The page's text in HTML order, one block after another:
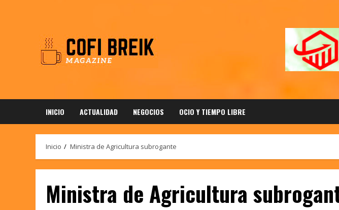
INICIO ACTUALIDAD NEGOCIOS OCIO Y TIEMPO LIBRE
Inicio Ministra de Agricultura subrogante
Ministra de Agricultura